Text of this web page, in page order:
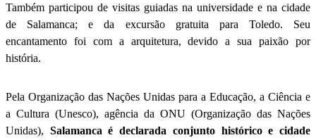
Também participou de visitas guiadas na universidade e na cidade
de Salamanca; e da excursão gratuita para Toledo. Seu
encantamento foi com a arquitetura, devido a sua paixão por
história.
Pela Organização das Nações Unidas para a Educação, a Ciência e
a Cultura (Unesco), agência da ONU (Organização das Nações
Unidas), Salamanca é declarada conjunto histórico e cidade